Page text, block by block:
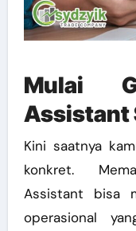
Mulai
Assistant
Kini saatnya
konkret.
Assistant bisa
operasional